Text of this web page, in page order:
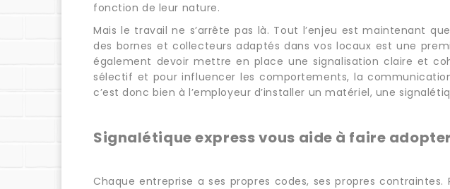
fonction de leur nature.
Mais le travail ne s’arrête pas là. Tout l’enjeu est maintenant
des bornes et collecteurs adaptés dans vos locaux est une
également devoir mettre en place une signalisation claire et
sélectif et pour influencer les comportements, la
c’est donc bien à l’employeur d’installer un matériel, une
Signalétique express vous aide à faire
Chaque entreprise a ses propres codes, ses propres